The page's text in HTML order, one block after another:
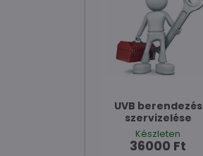
UVB berendezés
szervizelése
Készleten
36000 Ft